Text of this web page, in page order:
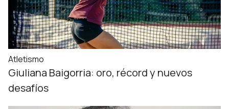
Atletismo
Giuliana Baigorria: oro, récord y nuevos
desafíos